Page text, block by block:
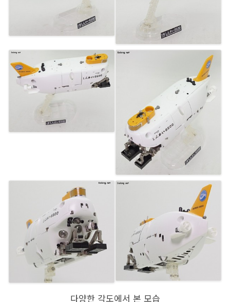
다양한 각도에서 본 모습